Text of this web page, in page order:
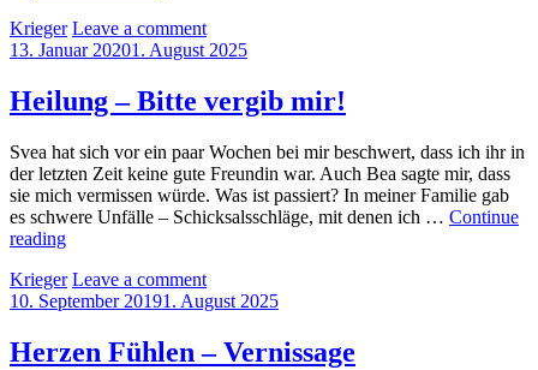
Nick
by
Krieger Leave a comment
Posted
13. Januar 20201. August 2025
Heilung – Bitte vergib mir!
Svea hat sich vor ein paar Wochen bei mir beschwert, dass ich ihr in
der letzten Zeit keine gute Freundin war. Auch Bea sagte mir, dass
sie mich vermissen würde. Was ist passiert? In meiner Familie gab
es schwere Unfälle – Schicksalsschläge, mit denen ich … Continue
readingHeilung
Bitte
vergib
by
Krieger Leave a comment
Posted
10. September 20191. August 2025
Herzen Fühlen – Vernissage